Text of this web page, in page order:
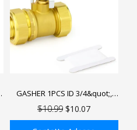
GASHER 1PCS ID 3/4&quot;,
OD1&quot; interruttore di
$10.99 $10.07